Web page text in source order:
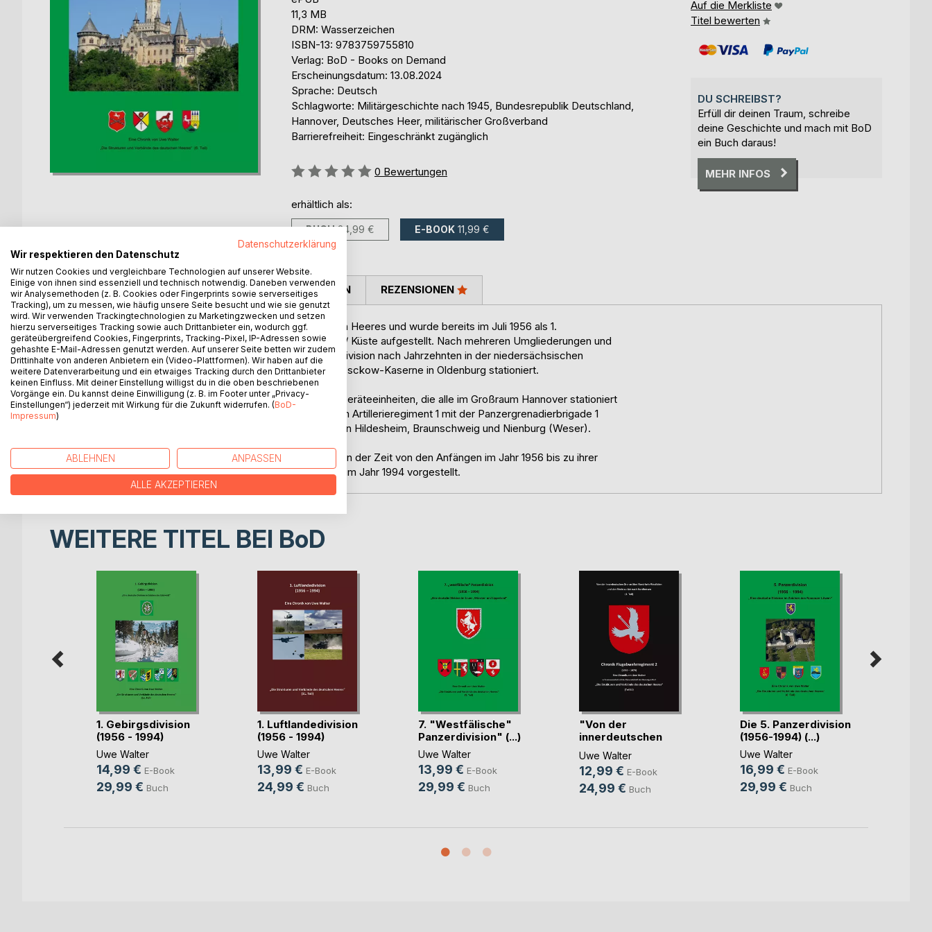
11,3 MB
DRM: Wasserzeichen
ISBN-13: 9783759755810
Verlag: BoD - Books on Demand
Erscheinungsdatum: 13.08.2024
Sprache: Deutsch
Schlagworte: Militärgeschichte nach 1945, Bundesrepublik Deutschland,
Hannover, Deutsches Heer, militärischer Großverband
Barrierefreiheit: Eingeschränkt zugänglich
Bewertung::
0 Bewertungen
erhältlich als:
BUCH 24,99 € E-BOOK 11,99 €
Auf die Merkliste
Titel bewerten
DU SCHREIBST?
Erfüll dir deinen Traum, schreibe
deine Geschichte und mach mit BoD
ein Buch daraus!
MEHR INFOS
BESCHREIBUNG
Die 1. Panzerdivision ist die älteste Division des deutschen Heeres und wurde bereits im Juli 1956 als 1.
Grenadierdivision aus den Grenzschutzkommandos Nord / Küste aufgestellt. Nach mehreren Umgliederungen und
Verlegungen des Stabes und der Stabskompanie ist die Division nach Jahrzehnten in der niedersächsischen
Landeshauptstadt Hannover heute in der Henning-von Tresckow-Kaserne in Oldenburg stationiert.
Neben diversen Divisionstruppenteilen und nicht aktiven Geräteeinheiten, die alle im Großraum Hannover stationiert
waren, führte dieser militärische Großverbrand neben dem Artillerieregiment 1 mit der Panzergrenadierbrigade 1
sowie den Panzerbrigaden 2 und 3 drei Brigadeverbände in Hildesheim, Braunschweig und Nienburg (Weser).
In diesem Band wird die Geschichte der 1. Panzerdivision in der Zeit von den Anfängen im Jahr 1956 bis zu ihrer
Fusion zum Wehrbereichskommando II / 1. Panzerdivision im Jahr 1994 vorgestellt.
AUTOR/IN PRESSESTIMMEN REZENSIONEN
WEITERE TITEL BEI BoD
1. Gebirgsdivision
(1956 - 1994)
Uwe Walter
14,99 € E-Book
29,99 € Buch
1. Luftlandedivision
(1956 - 1994)
Uwe Walter
13,99 € E-Book
24,99 € Buch
7. "Westfälische"
Panzerdivision" (...)
Uwe Walter
13,99 € E-Book
29,99 € Buch
"Von der
innerdeutschen
Grenze übe(...)
Uwe Walter
12,99 € E-Book
24,99 € Buch
Die 5. Panzerdivision
(1956-1994) (...)
Uwe Walter
16,99 € E-Book
29,99 € Buch
Datenschutzerklärung
Wir respektieren den Datenschutz
Wir nutzen Cookies und vergleichbare Technologien auf unserer Website.
Einige von ihnen sind essenziell und technisch notwendig. Daneben verwenden
wir Analysemethoden (z. B. Cookies oder Fingerprints sowie serverseitiges
Tracking), um zu messen, wie häufig unsere Seite besucht und wie sie genutzt
wird. Wir verwenden Trackingtechnologien zu Marketingzwecken und setzen
hierzu serverseitiges Tracking sowie auch Drittanbieter ein, wodurch ggf.
geräteübergreifend Cookies, Fingerprints, Tracking-Pixel, IP-Adressen sowie
gehashte E-Mail-Adressen genutzt werden. Auf unserer Seite betten wir zudem
Drittinhalte von anderen Anbietern ein (Video-Plattformen). Wir haben auf die
weitere Datenverarbeitung und ein etwaiges Tracking durch den Drittanbieter
keinen Einfluss. Mit deiner Einstellung willigst du in die oben beschriebenen
Vorgänge ein. Du kannst deine Einwilligung (z. B. im Footer unter „Privacy-
Einstellungen“) jederzeit mit Wirkung für die Zukunft widerrufen. (BoD-
Impressum)
ABLEHNEN ANPASSEN
ALLE AKZEPTIEREN